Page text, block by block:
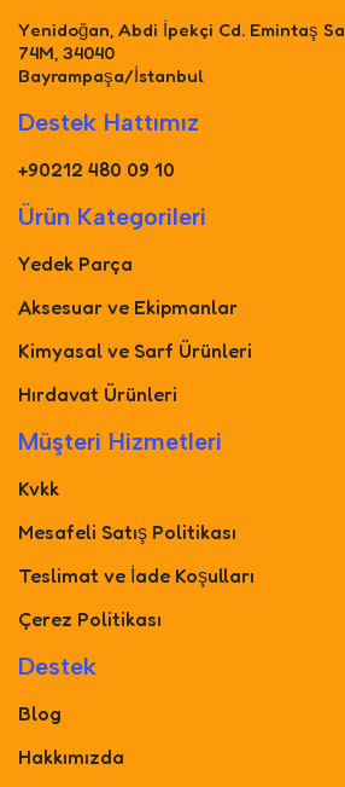
Yenidoğan, Abdi İpekçi Cd. Emintaş
74M, 34040
Bayrampaşa/İstanbul
Destek Hattımız
+90212 480 09 10
Ürün Kategorileri
Yedek Parça
Aksesuar ve Ekipmanlar
Kimyasal ve Sarf Ürünleri
Hırdavat Ürünleri
Müşteri Hizmetleri
Kvkk
Mesafeli Satış Politikası
Teslimat ve İade Koşulları
Çerez Politikası
Destek
Blog
Hakkımızda